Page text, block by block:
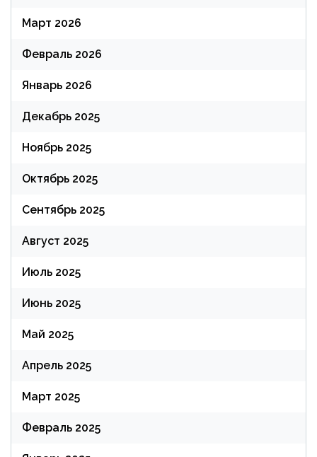
Март 2026
Февраль 2026
Январь 2026
Декабрь 2025
Ноябрь 2025
Октябрь 2025
Сентябрь 2025
Август 2025
Июль 2025
Июнь 2025
Май 2025
Апрель 2025
Март 2025
Февраль 2025